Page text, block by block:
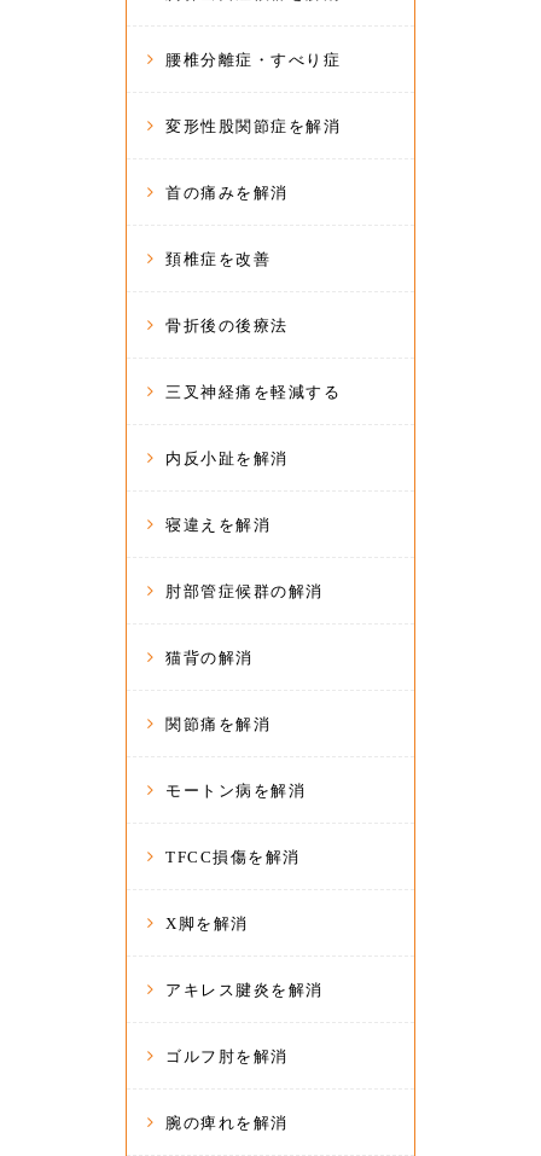
腰椎分離症・すべり症
変形性股関節症を解消
首の痛みを解消
頚椎症を改善
骨折後の後療法
三叉神経痛を軽減する
内反小趾を解消
寝違えを解消
肘部管症候群の解消
猫背の解消
関節痛を解消
モートン病を解消
TFCC損傷を解消
X脚を解消
アキレス腱炎を解消
ゴルフ肘を解消
腕の痺れを解消